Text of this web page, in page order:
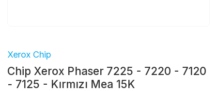
Xerox Chip
Chip Xerox Phaser 7225 - 7220 - 7120
- 7125 - Kırmızı Mea 15K